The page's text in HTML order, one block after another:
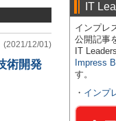
(2021/12/01)
術開発
IT
インプレ
公開記事
IT
Impress
す。
・ インプ